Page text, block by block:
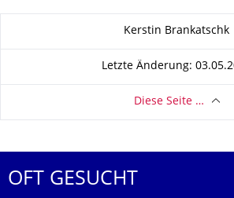
Kerstin Brankatschk
Letzte Änderung:
Diese Seite …
OFT GESUCHT